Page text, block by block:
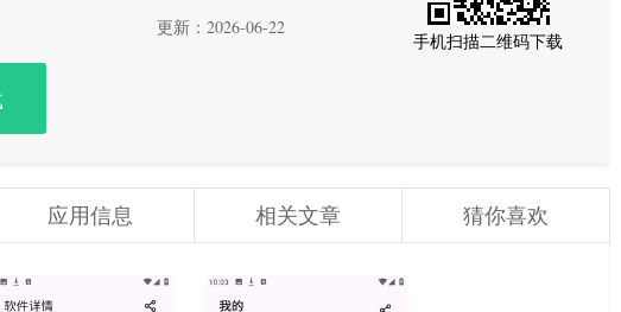
更新：2026-06-22
手机扫描二维码下载
应用信息 相关文章 猜你喜欢